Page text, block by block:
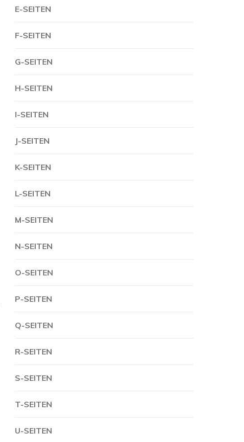
E-SEITEN
F-SEITEN
G-SEITEN
H-SEITEN
I-SEITEN
J-SEITEN
K-SEITEN
L-SEITEN
M-SEITEN
N-SEITEN
O-SEITEN
P-SEITEN
Q-SEITEN
R-SEITEN
S-SEITEN
T-SEITEN
U-SEITEN